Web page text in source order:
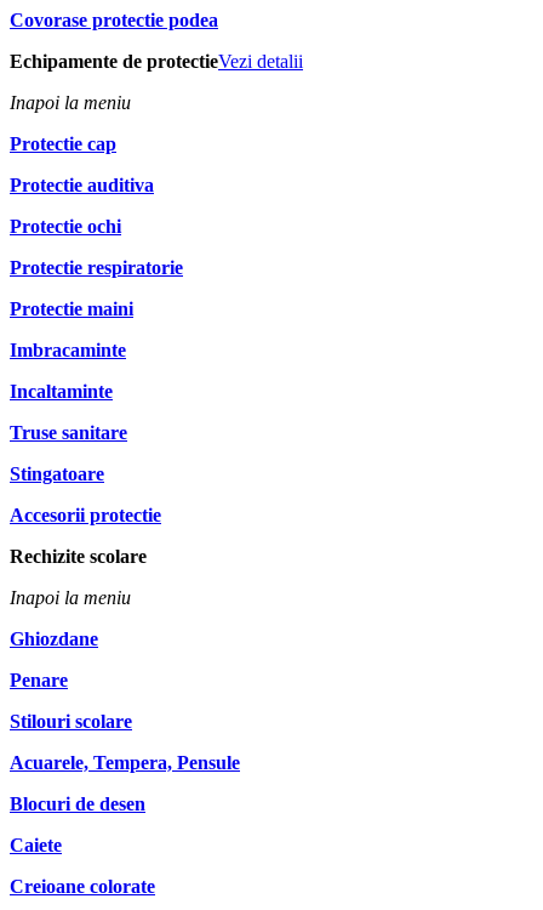
Covorase protectie podea
Echipamente de protectieVezi detalii
Inapoi la meniu
Protectie cap
Protectie auditiva
Protectie ochi
Protectie respiratorie
Protectie maini
Imbracaminte
Incaltaminte
Truse sanitare
Stingatoare
Accesorii protectie
Rechizite scolare
Inapoi la meniu
Ghiozdane
Penare
Stilouri scolare
Acuarele, Tempera, Pensule
Blocuri de desen
Caiete
Creioane colorate